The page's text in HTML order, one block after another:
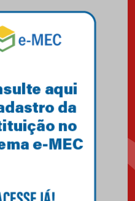
Mackenzie mobiliza campanha
solidária para apoiar famílias em
Minas Gerais
Primeiro culto do ano ressalta o
27.02.2026